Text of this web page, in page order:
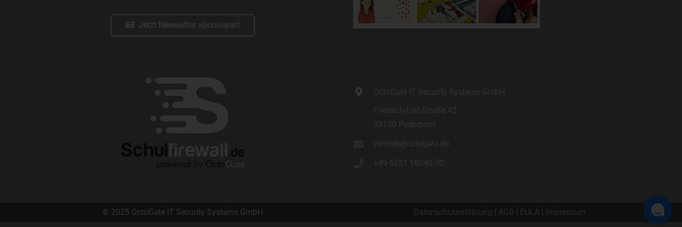
Jetzt Newsletter abonnieren!
OctoGate IT Security Systems GmbH
Friedrich-List-Straße 42
33100 Paderborn
vertrieb@octogate.de
+49 5251 18040-70
© 2025 OctoGate IT Security Systems GmbH Datenschutzerklärung AGB EULA| Impressum
e) Profiling
Profiling ist jede Art der automatisierten Verarbeitung
wirtschaftlicher Lage, Gesundheit, persönlicher Vorlieben, Interessen,
Zuverlässigkeit, Verhalten, Aufenthaltsort oder Ortswechsel dieser
Pseudonymisierung ist die Verarbeitung personenbezogener Daten in
einer Weise, auf welche die personenbezogenen Daten ohne
gewährleisten, dass die personenbezogenen Daten nicht einer